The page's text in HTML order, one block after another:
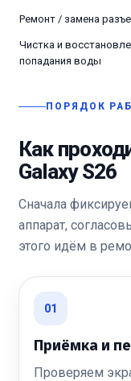
Ремонт / замена
Чистка и
попадания воды
ПОРЯДОК
Как
Galaxy S26
Сначала
аппарат,
этого идём в
01
Приёмка и
Проверяем